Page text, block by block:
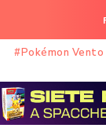
#Pokémon Vento